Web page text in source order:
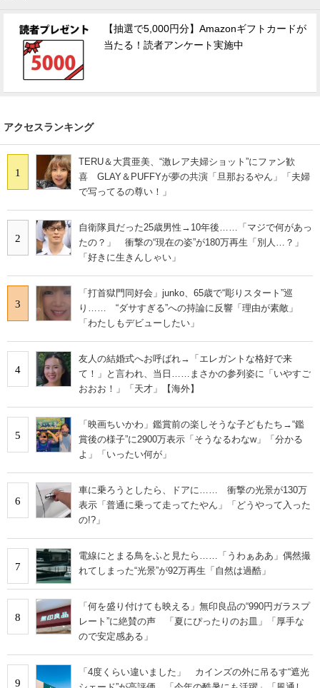
【抽選で5,000円分】Amazonギフトカードが
当たる！読者アンケート実施中
アクセスランキング
1
TERU＆大貫亜美、“激レア夫婦ショット”にファン歓
喜 GLAY＆PUFFYが夢の共演「旦那おるやん」「夫婦
で写ってるの尊い！」
2
自衛隊員だった25歳男性→10年後……「マジで何があっ
たの？」 衝撃の“現在の姿”が180万再生「別人…？」
「好きに生きんしゃい」
3
「打首獄門同好会」junko、65歳で“彫りスタート”巡
り…… “ダサすぎる”への持論に反響「理由が素敵」
「わたしもデビューしたい」
4
友人の結婚式へお呼ばれ→「エレガントな格好で来
て！」と言われ、当日……まさかの参列姿に「いやすご
おおお！」「天才」【海外】
5
「映画ちいかわ」鑑賞前の楽しそうな子どもたち→“鑑
賞後の様子”に2900万表示「そうなるわなw」「分かる
よ」「いったい何が」
6
車に乗ろうとしたら、ドアに…… 衝撃の光景が130万
表示「普通に乗って走ってたやん」「どうやって入った
の!?」
7
電線にとまる鳥をふと見たら……「うわぁああ」偶然撮
れてしまった“光景”が92万再生「自然は過酷」
8
「何を盛り付けても映える」無印良品の“990円ガラスプ
レート”に絶賛の声 「夏にぴったりのお皿」「厚手な
ので安定感ある」
9
「4度くらい違いました」 カインズの外に吊るす“遮光